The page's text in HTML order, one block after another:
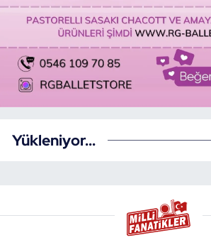
Yükleniyor...